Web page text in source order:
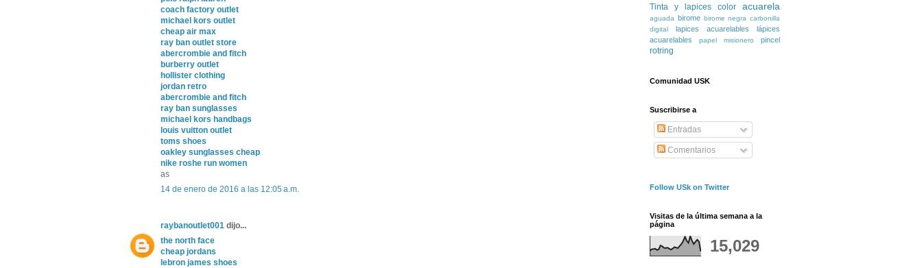
coach factory outlet
michael kors outlet
cheap air max
ray ban outlet store
abercrombie and fitch
burberry outlet
hollister clothing
jordan retro
abercrombie and fitch
ray ban sunglasses
michael kors handbags
louis vuitton outlet
toms shoes
oakley sunglasses cheap
nike roshe run women
as
14 de enero de 2016 a las 12:05 a.m.
raybanoutlet001 dijo...
the north face
cheap jordans
lebron james shoes
Tinta y lapices color acuarela
aguada birome birome negra carbonilla
digital
lapices acuarelables
lápices
acuarelables
papel misionero pincel
rotring
Comunidad USK
Suscribirse a
Entradas
Comentarios
Follow USk on Twitter
Visitas de la última semana a la
página
15,029